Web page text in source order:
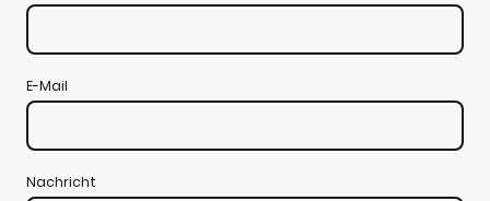
E-Mail
Nachricht